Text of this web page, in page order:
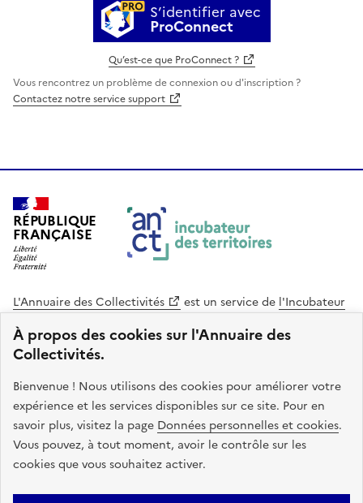
À propos des cookies sur l'Annuaire des
Collectivités.
Bienvenue ! Nous utilisons des cookies pour améliorer votre
expérience et les services disponibles sur ce site. Pour en
savoir plus, visitez la page Données personnelles et cookies.
Vous pouvez, à tout moment, avoir le contrôle sur les
cookies que vous souhaitez activer.
S’identifier avec
ProConnect
Qu’est-ce que ProConnect ?
Vous rencontrez un problème de connexion ou d'inscription ?
Contactez notre service support
RÉPUBLIQUE
FRANÇAISE
L'Annuaire des Collectivités est un service de l'Incubateur
Cohésion des Territoires
. Le code source de ce site web
est disponible en licence libre. Le design de ce site est conçu
avec le système de design de l’État.
legifrance.gouv.fr
info.gouv.fr
service-public.gouv.fr
data.gouv.fr
Plan du site Accessibilite : non conforme Mentions légales